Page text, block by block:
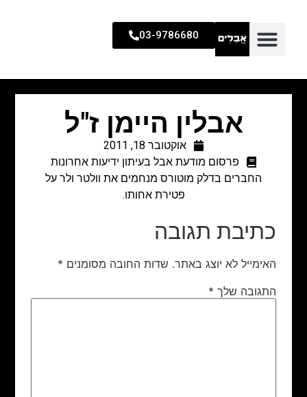
03-9786680
אבלין היימן ז"ל
אוקטובר 18, 2011
פרסום מודעת אבל בעיתון ידיעות אחרונות
החברים בדלק מוטורס מנחמים את וולטר ולר על
פטירת אחותו.
כתיבת תגובה
האימייל לא יוצג באתר. שדות החובה מסומנים *
התגובה שלך *